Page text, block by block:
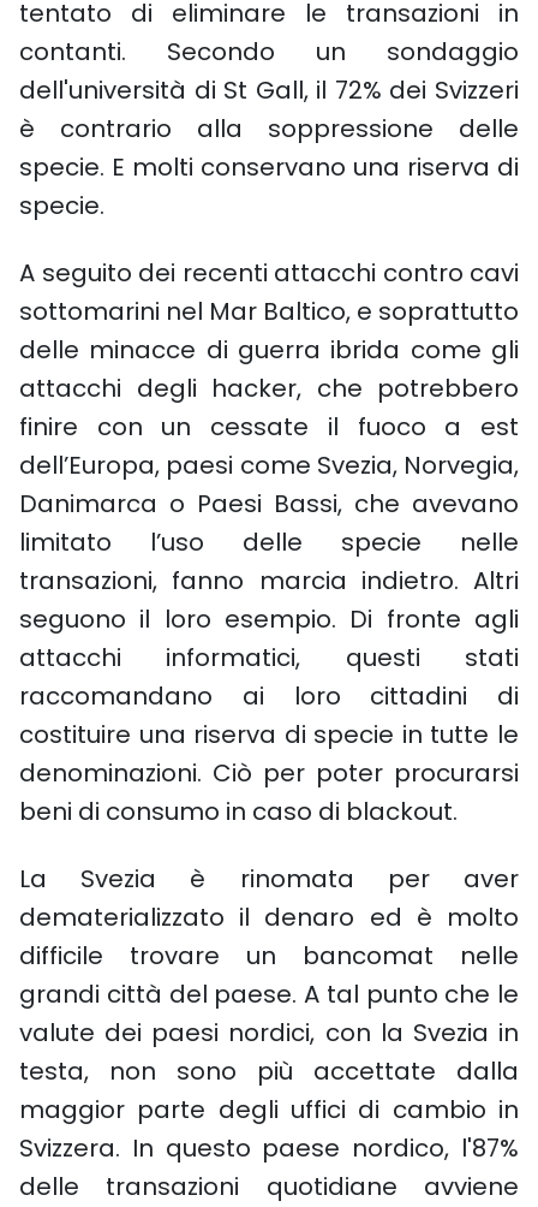
tentato di eliminare le transazioni in
contanti. Secondo un sondaggio
dell'università di St Gall, il 72% dei Svizzeri
è contrario alla soppressione delle
specie. E molti conservano una riserva di
specie.
A seguito dei recenti attacchi contro cavi
sottomarini nel Mar Baltico, e soprattutto
delle minacce di guerra ibrida come gli
attacchi degli hacker, che potrebbero
finire con un cessate il fuoco a est
dell’Europa, paesi come Svezia, Norvegia,
Danimarca o Paesi Bassi, che avevano
limitato l’uso delle specie nelle
transazioni, fanno marcia indietro. Altri
seguono il loro esempio. Di fronte agli
attacchi informatici, questi stati
raccomandano ai loro cittadini di
costituire una riserva di specie in tutte le
denominazioni. Ciò per poter procurarsi
beni di consumo in caso di blackout.
La Svezia è rinomata per aver
dematerializzato il denaro ed è molto
difficile trovare un bancomat nelle
grandi città del paese. A tal punto che le
valute dei paesi nordici, con la Svezia in
testa, non sono più accettate dalla
maggior parte degli uffici di cambio in
Svizzera. In questo paese nordico, l'87%
delle transazioni quotidiane avviene